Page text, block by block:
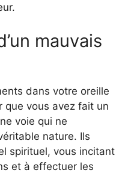
mauvais
dans votre oreille
que vous avez fait un
voie qui ne
nature. Ils
spirituel, vous incitant
et à effectuer les